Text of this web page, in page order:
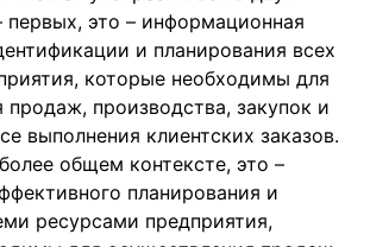
первых, это – информационная
и планирования всех
которые необходимы для
продаж, производства, закупок и
выполнения клиентских заказов.
общем контексте, это –
планирования и
ресурсами предприятия,